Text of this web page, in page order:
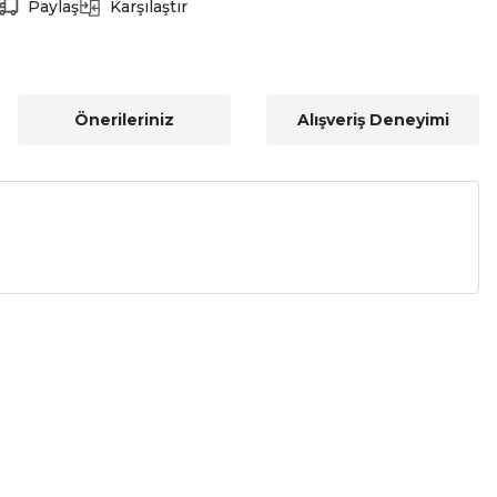
Paylaş Karşılaştır
Önerileriniz Alışveriş Deneyimi